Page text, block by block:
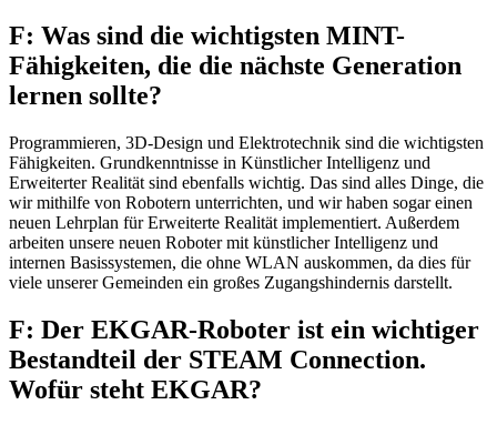
F: Was sind die wichtigsten MINT-
Fähigkeiten, die die nächste Generation
lernen sollte?
Programmieren, 3D-Design und Elektrotechnik sind die wichtigsten
Fähigkeiten. Grundkenntnisse in Künstlicher Intelligenz und
Erweiterter Realität sind ebenfalls wichtig. Das sind alles Dinge, die
wir mithilfe von Robotern unterrichten, und wir haben sogar einen
neuen Lehrplan für Erweiterte Realität implementiert. Außerdem
arbeiten unsere neuen Roboter mit künstlicher Intelligenz und
internen Basissystemen, die ohne WLAN auskommen, da dies für
viele unserer Gemeinden ein großes Zugangshindernis darstellt.
F: Der EKGAR-Roboter ist ein wichtiger
Bestandteil der STEAM Connection.
Wofür steht EKGAR?